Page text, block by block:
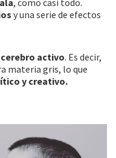
, como casi todo.
y una serie de efectos
activo. Es decir,
materia gris, lo que
y creativo.